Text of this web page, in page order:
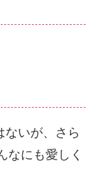
ないが、さら
なにも愛しく